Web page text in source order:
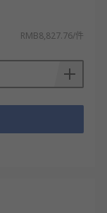
RMB8,827.76/件